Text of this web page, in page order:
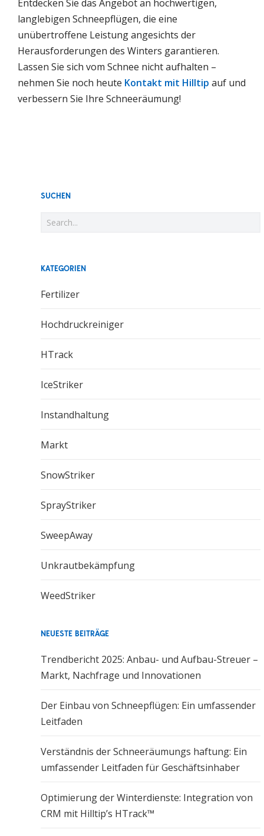
Entdecken Sie das Angebot an hochwertigen,
langlebigen Schneepflügen, die eine
unübertroffene Leistung angesichts der
Herausforderungen des Winters garantieren.
Lassen Sie sich vom Schnee nicht aufhalten –
nehmen Sie noch heute Kontakt mit Hilltip auf und
verbessern Sie Ihre Schneeräumung!
SUCHEN
KATEGORIEN
Fertilizer
Hochdruckreiniger
HTrack
IceStriker
Instandhaltung
Markt
SnowStriker
SprayStriker
SweepAway
Unkrautbekämpfung
WeedStriker
NEUESTE BEITRÄGE
Trendbericht 2025: Anbau- und Aufbau-Streuer –
Markt, Nachfrage und Innovationen
Der Einbau von Schneepflügen: Ein umfassender
Leitfaden
Verständnis der Schneeräumungs haftung: Ein
umfassender Leitfaden für Geschäftsinhaber
Optimierung der Winterdienste: Integration von
CRM mit Hilltip’s HTrack™